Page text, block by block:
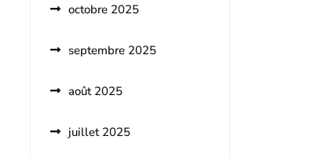
octobre 2025
septembre 2025
août 2025
juillet 2025